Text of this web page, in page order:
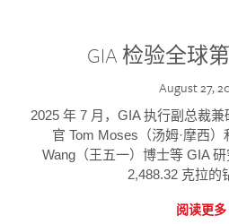
GIA 检验全球
August 27,
2025 年 7 月，GIA 执行副总裁
官 Tom Moses（汤姆·摩西
Wang（王五一）博士等 GIA
2,488.32 克拉的
阅读更多